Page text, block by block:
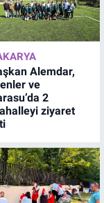
Alemdar,
ve
2
ziyaret